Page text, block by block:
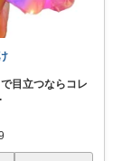
目立つならコレ